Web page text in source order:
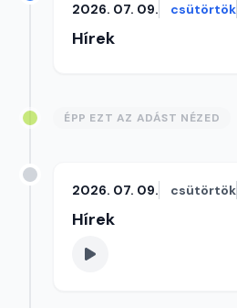
2026. 07. 09. csütörtök
Hírek
ÉPP EZT AZ ADÁST NÉZED
2026. 07. 09. csütörtök
Hírek